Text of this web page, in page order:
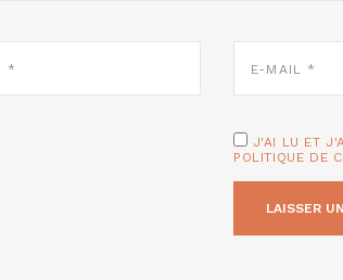
MAIL
J'AI LU ET
POLITIQUE DE